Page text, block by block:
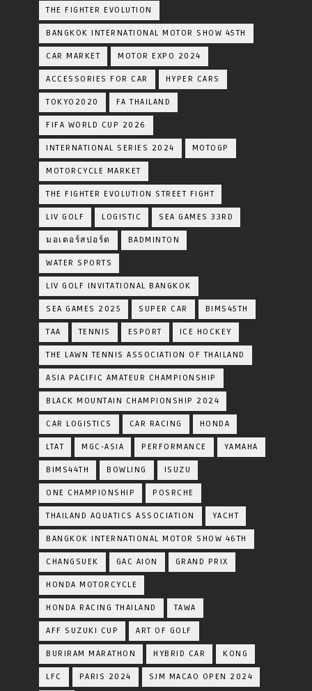
THE FIGHTER EVOLUTION
BANGKOK INTERNATIONAL MOTOR SHOW 45TH
CAR MARKET MOTOR EXPO 2024
ACCESSORIES FOR CAR HYPER CARS
TOKYO2020 FA THAILAND
FIFA WORLD CUP 2026
INTERNATIONAL SERIES 2024 MOTOGP
MOTORCYCLE MARKET
THE FIGHTER EVOLUTION STREET FIGHT
LIV GOLF LOGISTIC SEA GAMES 33RD
มอเตอร์สปอร์ต BADMINTON
WATER SPORTS
LIV GOLF INVITATIONAL BANGKOK
SEA GAMES 2025 SUPER CAR BIMS45TH
TAA TENNIS ESPORT ICE HOCKEY
THE LAWN TENNIS ASSOCIATION OF THAILAND
ASIA PACIFIC AMATEUR CHAMPIONSHIP
BLACK MOUNTAIN CHAMPIONSHIP 2024
CAR LOGISTICS CAR RACING HONDA
LTAT MGC-ASIA PERFORMANCE YAMAHA
BIMS44TH BOWLING ISUZU
ONE CHAMPIONSHIP POSRCHE
THAILAND AQUATICS ASSOCIATION YACHT
BANGKOK INTERNATIONAL MOTOR SHOW 46TH
CHANGSUEK GAC AION GRAND PRIX
HONDA MOTORCYCLE
HONDA RACING THAILAND TAWA
AFF SUZUKI CUP ART OF GOLF
BURIRAM MARATHON HYBRID CAR KONG
LFC PARIS 2024 SJM MACAO OPEN 2024